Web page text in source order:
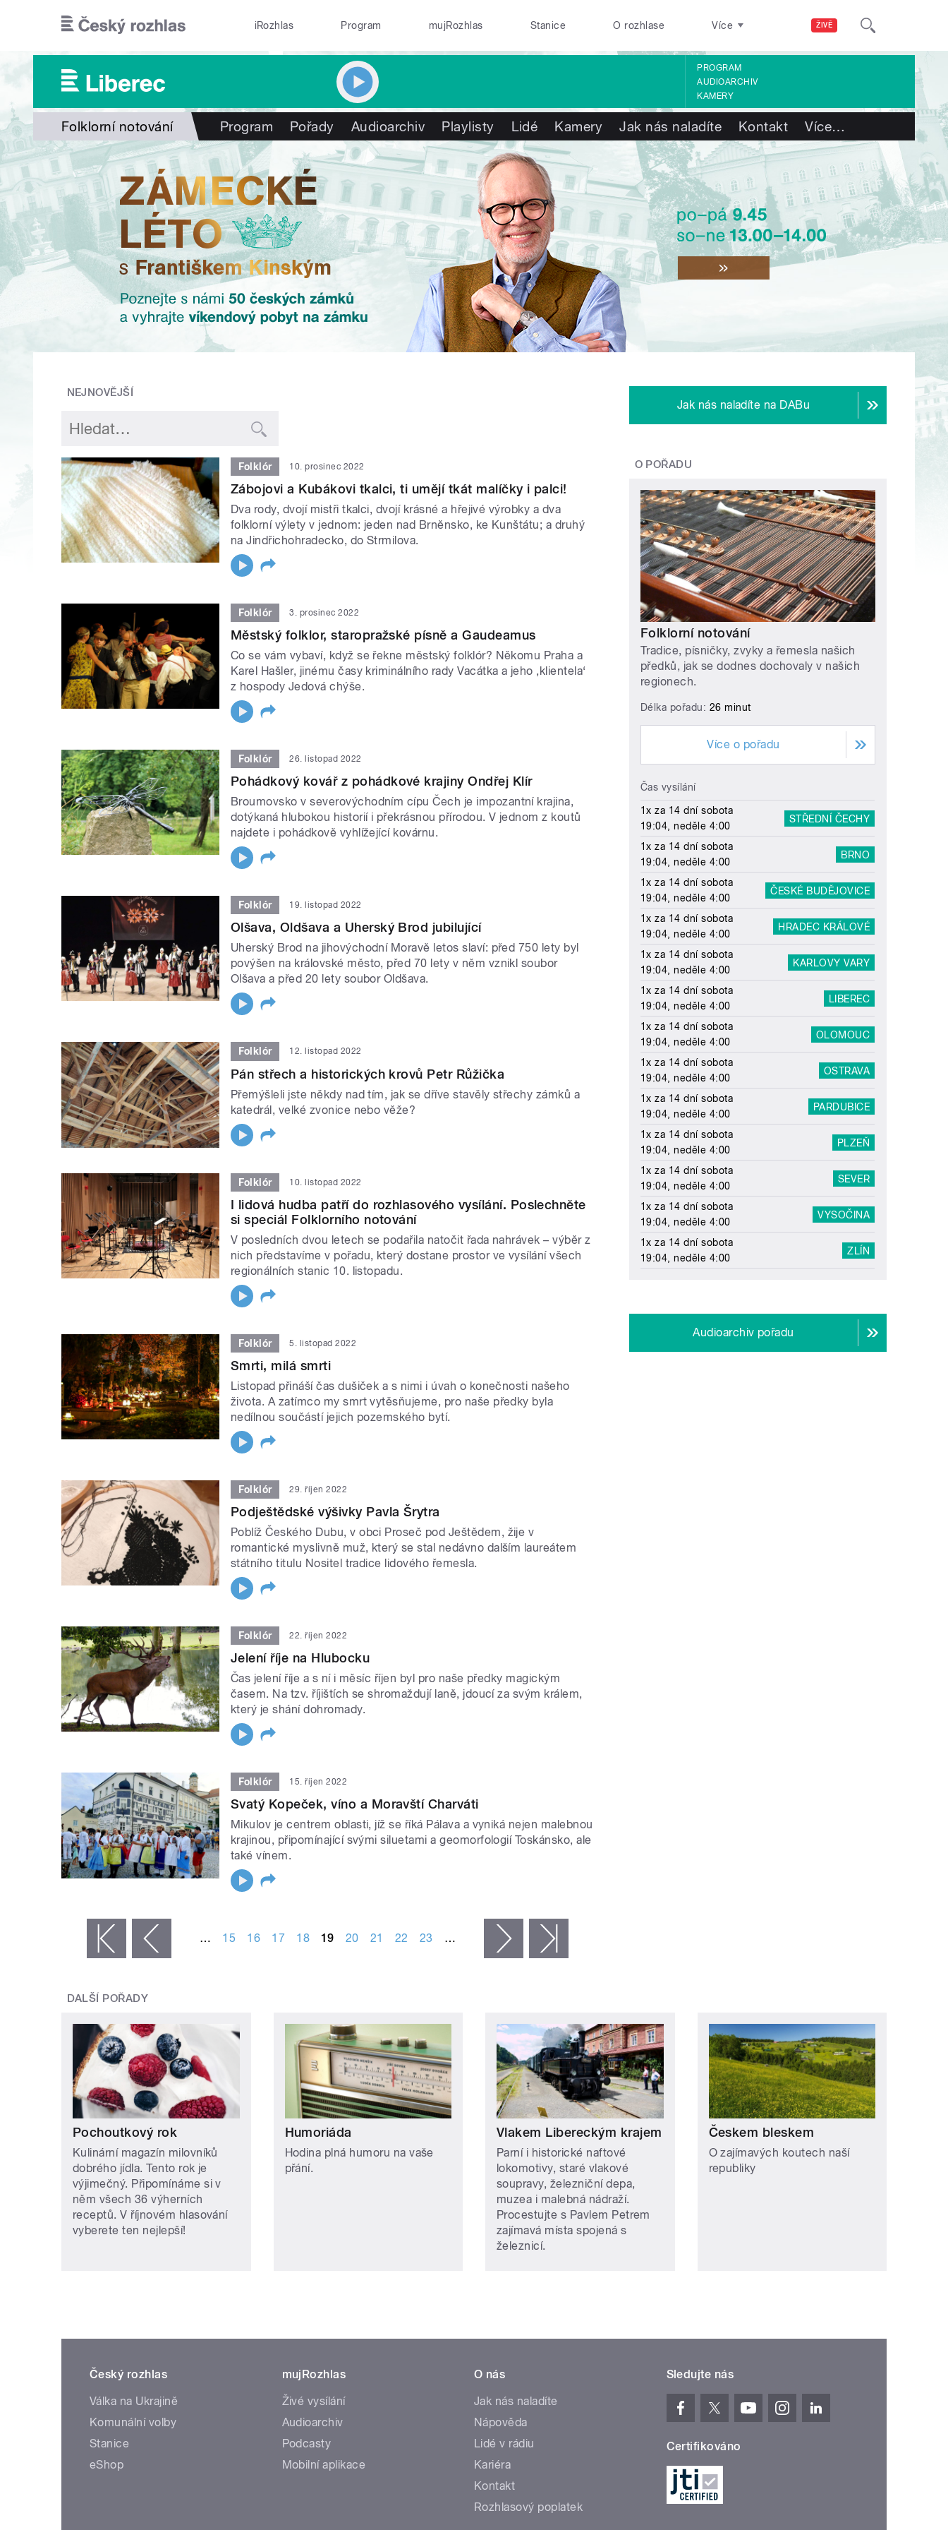
ŽIVĚ
iRozhlas Program mujRozhlas Stanice O rozhlase Více
PROGRAM
AUDIOARCHIV
KAMERY
Folklorní notování Program Pořady Audioarchiv Playlisty Lidé Kamery Jak nás naladíte Kontakt Více…
NEJNOVĚJŠÍ
Folklór 10. prosinec 2022
Zábojovi a Kubákovi tkalci, ti umějí tkát malíčky i palci!
Dva rody, dvojí mistři tkalci, dvojí krásné a hřejivé výrobky a dva
folklorní výlety v jednom: jeden nad Brněnsko, ke Kunštátu; a druhý
na Jindřichohradecko, do Strmilova.
Folklór 3. prosinec 2022
Městský folklor, staropražské písně a Gaudeamus
Co se vám vybaví, když se řekne městský folklór? Někomu Praha a
Karel Hašler, jinému časy kriminálního rady Vacátka a jeho ‚klientela‘
z hospody Jedová chýše.
Folklór 26. listopad 2022
Pohádkový kovář z pohádkové krajiny Ondřej Klír
Broumovsko v severovýchodním cípu Čech je impozantní krajina,
dotýkaná hlubokou historií i překrásnou přírodou. V jednom z koutů
najdete i pohádkově vyhlížející kovárnu.
Folklór 19. listopad 2022
Olšava, Oldšava a Uherský Brod jubilující
Uherský Brod na jihovýchodní Moravě letos slaví: před 750 lety byl
povýšen na královské město, před 70 lety v něm vznikl soubor
Olšava a před 20 lety soubor Oldšava.
Folklór 12. listopad 2022
Pán střech a historických krovů Petr Růžička
Přemýšleli jste někdy nad tím, jak se dříve stavěly střechy zámků a
katedrál, velké zvonice nebo věže?
Folklór 10. listopad 2022
I lidová hudba patří do rozhlasového vysílání. Poslechněte
si speciál Folklorního notování
V posledních dvou letech se podařila natočit řada nahrávek – výběr z
nich představíme v pořadu, který dostane prostor ve vysílání všech
regionálních stanic 10. listopadu.
Folklór 5. listopad 2022
Smrti, milá smrti
Listopad přináší čas dušiček a s nimi i úvah o konečnosti našeho
života. A zatímco my smrt vytěsňujeme, pro naše předky byla
nedílnou součástí jejich pozemského bytí.
Folklór 29. říjen 2022
Podještědské výšivky Pavla Šrytra
Poblíž Českého Dubu, v obci Proseč pod Ještědem, žije v
romantické myslivně muž, který se stal nedávno dalším laureátem
státního titulu Nositel tradice lidového řemesla.
Folklór 22. říjen 2022
Jelení říje na Hlubocku
Čas jelení říje a s ní i měsíc říjen byl pro naše předky magickým
časem. Na tzv. říjištích se shromaždují laně, jdoucí za svým králem,
který je shání dohromady.
Folklór 15. říjen 2022
Svatý Kopeček, víno a Moravští Charváti
Mikulov je centrem oblasti, jíž se říká Pálava a vyniká nejen malebnou
krajinou, připomínající svými siluetami a geomorfologií Toskánsko, ale
také vínem.
‹ předchozí … 15 16 17 18 19 20 21 22 23 … následující ›
Jak nás naladíte na DABu
O POŘADU
Folklorní notování
Tradice, písničky, zvyky a řemesla našich
předků, jak se dodnes dochovaly v našich
regionech.
Délka pořadu: 26 minut
Více o pořadu
Čas vysílání
1x za 14 dní sobota
19:04, neděle 4:00
STŘEDNÍ ČECHY
1x za 14 dní sobota
19:04, neděle 4:00
BRNO
1x za 14 dní sobota
19:04, neděle 4:00
ČESKÉ BUDĚJOVICE
1x za 14 dní sobota
19:04, neděle 4:00
HRADEC KRÁLOVÉ
1x za 14 dní sobota
19:04, neděle 4:00
KARLOVY VARY
1x za 14 dní sobota
19:04, neděle 4:00
LIBEREC
1x za 14 dní sobota
19:04, neděle 4:00
OLOMOUC
1x za 14 dní sobota
19:04, neděle 4:00
OSTRAVA
1x za 14 dní sobota
19:04, neděle 4:00
PARDUBICE
1x za 14 dní sobota
19:04, neděle 4:00
PLZEŇ
1x za 14 dní sobota
19:04, neděle 4:00
SEVER
1x za 14 dní sobota
19:04, neděle 4:00
VYSOČINA
1x za 14 dní sobota
19:04, neděle 4:00
ZLÍN
Audioarchiv pořadu
DALŠÍ POŘADY
Pochoutkový rok
Kulinární magazín milovníků
dobrého jídla. Tento rok je
výjimečný. Připomínáme si v
něm všech 36 výherních
receptů. V říjnovém hlasování
vyberete ten nejlepší!
Humoriáda
Hodina plná humoru na vaše
přání.
Vlakem Libereckým krajem
Parní i historické naftové
lokomotivy, staré vlakové
soupravy, železniční depa,
muzea i malebná nádraží.
Procestujte s Pavlem Petrem
zajímavá místa spojená s
železnicí.
Českem bleskem
O zajímavých koutech naší
republiky
Český rozhlas
Válka na Ukrajině
Komunální volby
Stanice
eShop
mujRozhlas
Živé vysílání
Audioarchiv
Podcasty
Mobilní aplikace
O nás
Jak nás naladíte
Nápověda
Lidé v rádiu
Kariéra
Kontakt
Rozhlasový poplatek
Sledujte nás
Certifikováno